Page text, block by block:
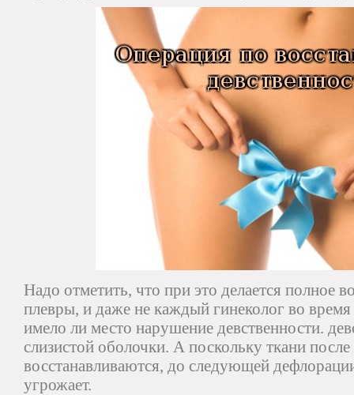
Надо отметить, что при это делается полное
плевры, и даже не каждый гинеколог во
имело ли место нарушение девственности.
слизистой оболочки. А поскольку ткани
восстанавливаются, до следующей
угрожает.